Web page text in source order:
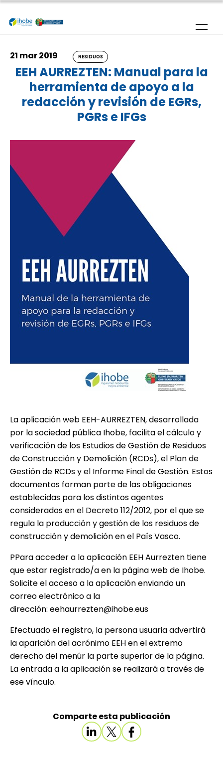
Pasar al contenido principal
21 mar 2019 RESIDUOS
EEH AURREZTEN: Manual para la
herramienta de apoyo a la
redacción y revisión de EGRs,
PGRs e IFGs
La aplicación web EEH-AURREZTEN, desarrollada
por la sociedad pública Ihobe, facilita el cálculo y
verificación de los Estudios de Gestión de Residuos
de Construcción y Demolición (RCDs), el Plan de
Gestión de RCDs y el Informe Final de Gestión. Estos
documentos forman parte de las obligaciones
establecidas para los distintos agentes
considerados en el Decreto 112/2012, por el que se
regula la producción y gestión de los residuos de
construcción y demolición en el País Vasco.
PPara acceder a la aplicación EEH Aurrezten tiene
que estar registrado/a en la página web de Ihobe.
Solicite el acceso a la aplicación enviando un
correo electrónico a la
dirección: eehaurrezten@ihobe.eus
Efectuado el registro, la persona usuaria advertirá
la aparición del acrónimo EEH en el extremo
derecho del menúr la parte superior de la página.
La entrada a la aplicación se realizará a través de
ese vínculo.
Comparte esta publicación